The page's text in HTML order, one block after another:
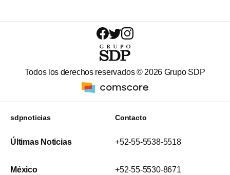
Todos los derechos reservados ©2026 Grupo SDP
sdpnoticias
Últimas Noticias
México
Contacto
+52-55-5538-5518
+52-55-5530-8671